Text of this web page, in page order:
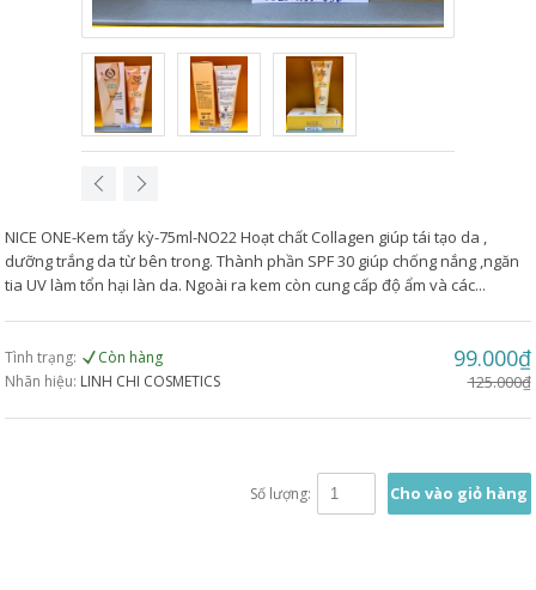
NICE ONE-Kem tẩy kỳ-75ml-NO22 Hoạt chất Collagen giúp tái tạo da ,
dưỡng trắng da từ bên trong. Thành phần SPF 30 giúp chống nắng ,ngăn
tia UV làm tổn hại làn da. Ngoài ra kem còn cung cấp độ ẩm và các...
Tình trạng:
Còn hàng
Nhãn hiệu: LINH CHI COSMETICS
99.000₫
125.000₫
Cho vào giỏ hàng
Số lượng: